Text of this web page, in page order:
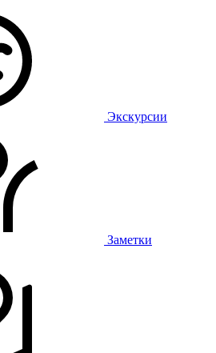
Экскурсии
Заметки